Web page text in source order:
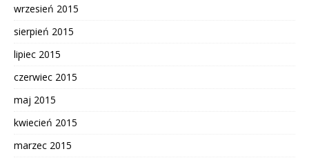
wrzesień 2015
sierpień 2015
lipiec 2015
czerwiec 2015
maj 2015
kwiecień 2015
marzec 2015